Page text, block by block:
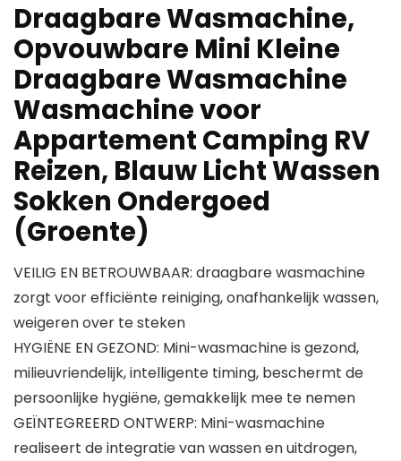
Draagbare Wasmachine,
Opvouwbare Mini Kleine
Draagbare Wasmachine
Wasmachine voor
Appartement Camping RV
Reizen, Blauw Licht Wassen
Sokken Ondergoed
(Groente)
VEILIG EN BETROUWBAAR: draagbare wasmachine
zorgt voor efficiënte reiniging, onafhankelijk wassen,
weigeren over te steken
HYGIËNE EN GEZOND: Mini-wasmachine is gezond,
milieuvriendelijk, intelligente timing, beschermt de
persoonlijke hygiëne, gemakkelijk mee te nemen
GEÏNTEGREERD ONTWERP: Mini-wasmachine
realiseert de integratie van wassen en uitdrogen,